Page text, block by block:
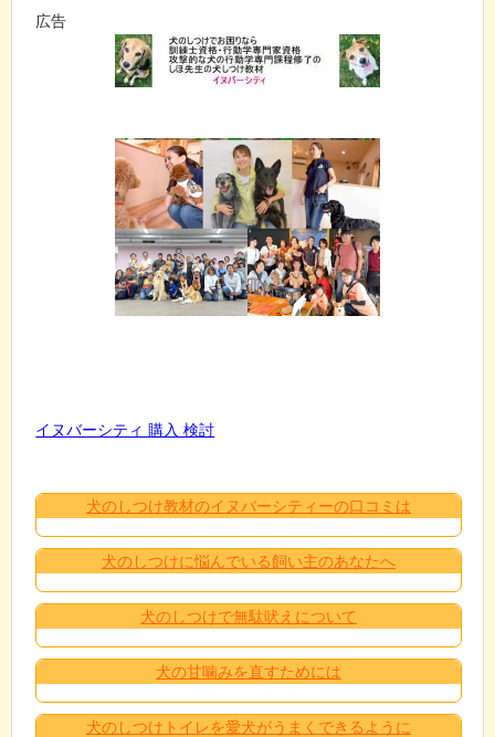
広告
イヌバーシティ 購入 検討
犬のしつけ教材のイヌバーシティーの口コミは
犬のしつけに悩んでいる飼い主のあなたへ
犬のしつけで無駄吠えについて
犬の甘噛みを直すためには
犬のしつけトイレを愛犬がうまくできるように